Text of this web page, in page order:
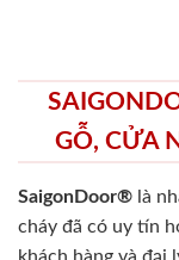
GỖ, CỬA
SaigonDoor® là
cháy đã có uy tín